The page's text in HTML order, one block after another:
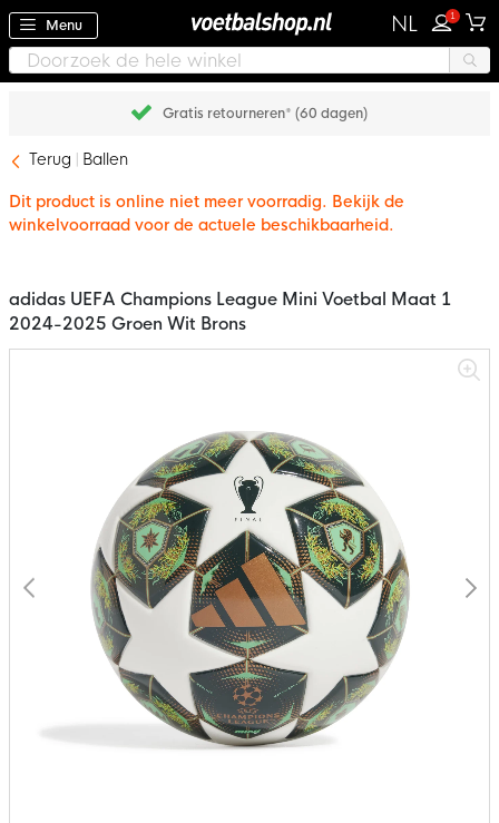
Menu NL 1
Gratis retourneren* (60 dagen)
Terug Ballen
Dit product is online niet meer voorradig. Bekijk de
winkelvoorraad voor de actuele beschikbaarheid.
adidas UEFA Champions League Mini Voetbal Maat 1
2024-2025 Groen Wit Brons